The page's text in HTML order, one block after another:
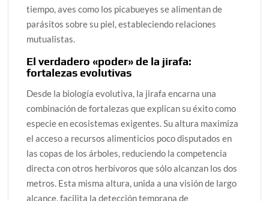
tiempo, aves como los picabueyes se alimentan de
parásitos sobre su piel, estableciendo relaciones
mutualistas.
El verdadero «poder» de la jirafa:
fortalezas evolutivas
Desde la biología evolutiva, la jirafa encarna una
combinación de fortalezas que explican su éxito como
especie en ecosistemas exigentes. Su altura maximiza
el acceso a recursos alimenticios poco disputados en
las copas de los árboles, reduciendo la competencia
directa con otros herbívoros que sólo alcanzan los dos
metros. Esta misma altura, unida a una visión de largo
alcance, facilita la detección temprana de